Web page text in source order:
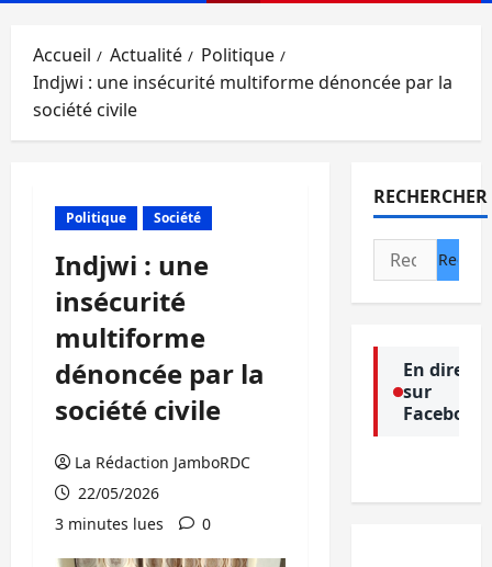
Accueil Actualité
Politique
Indjwi : une insécurité multiforme dénoncée par la
société civile
Politique Société
Indjwi : une
insécurité
multiforme
dénoncée par la
société civile
La Rédaction JamboRDC
22/05/2026
3 minutes lues
0
RECHERCHER
Rechercher :
En direct
sur
Facebook